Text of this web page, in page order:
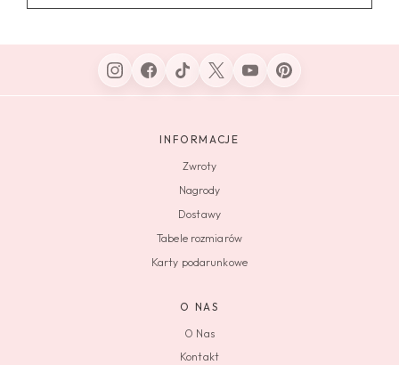
INFORMACJE
Zwroty
Nagrody
Dostawy
Tabele rozmiarów
Karty podarunkowe
O NAS
O Nas
Kontakt